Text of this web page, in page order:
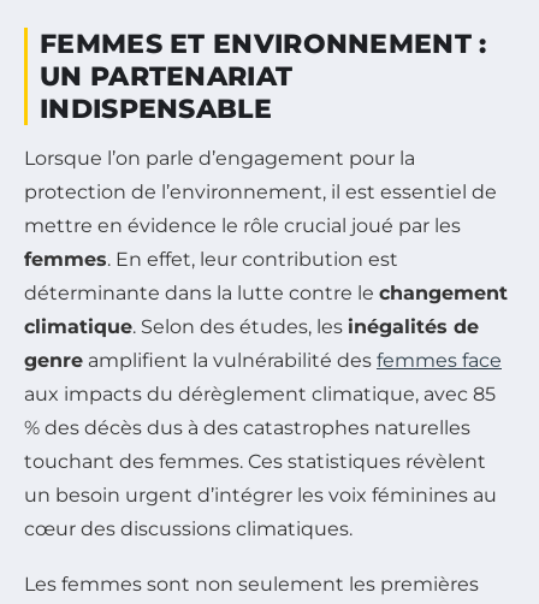
FEMMES ET ENVIRONNEMENT :
UN PARTENARIAT
INDISPENSABLE
Lorsque l’on parle d’engagement pour la
protection de l’environnement, il est essentiel de
mettre en évidence le rôle crucial joué par les
femmes. En effet, leur contribution est
déterminante dans la lutte contre le changement
climatique. Selon des études, les inégalités de
genre amplifient la vulnérabilité des femmes face
aux impacts du dérèglement climatique, avec 85
% des décès dus à des catastrophes naturelles
touchant des femmes. Ces statistiques révèlent
un besoin urgent d’intégrer les voix féminines au
cœur des discussions climatiques.
Les femmes sont non seulement les premières